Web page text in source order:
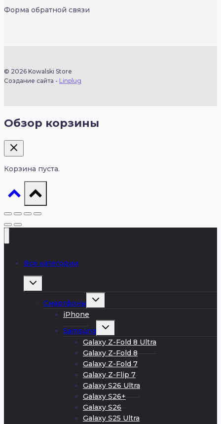
Форма обратной связи
© 2026 Kowalski Store
Создание сайта - Linplug
Обзор корзины
Корзина пуста.
Все категории
Развернуть
Смартфоны
Развернуть
iPhone
Samsung
Развернуть
меню
Galaxy Z-Fold 8 Ultra
Galaxy Z-Fold 8
Galaxy Z-Fold 7
Galaxy Z-Flip 7
Galaxy S26 Ultra
Galaxy S26+
Galaxy S26
Galaxy S25 Ultra